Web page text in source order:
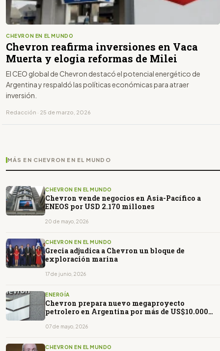
CHEVRON EN EL MUNDO
Chevron reafirma inversiones en Vaca
Muerta y elogia reformas de Milei
El CEO global de Chevron destacó el potencial energético de
Argentina y respaldó las políticas económicas para atraer
inversión.
Redacción · 25 de marzo, 2026
MÁS EN CHEVRON EN EL MUNDO
CHEVRON EN EL MUNDO
Chevron vende negocios en Asia-Pacífico a
ENEOS por USD 2.170 millones
20 de mayo, 2026
CHEVRON EN EL MUNDO
Grecia adjudica a Chevron un bloque de
exploración marina
17 de junio, 2026
ENERGÍA
Chevron prepara nuevo megaproyecto
petrolero en Argentina por más de US$10.000
07 de mayo, 2026
CHEVRON EN EL MUNDO